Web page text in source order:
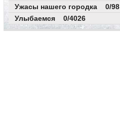
Ужасы нашего городка 0/98
Улыбаемся 0/4026